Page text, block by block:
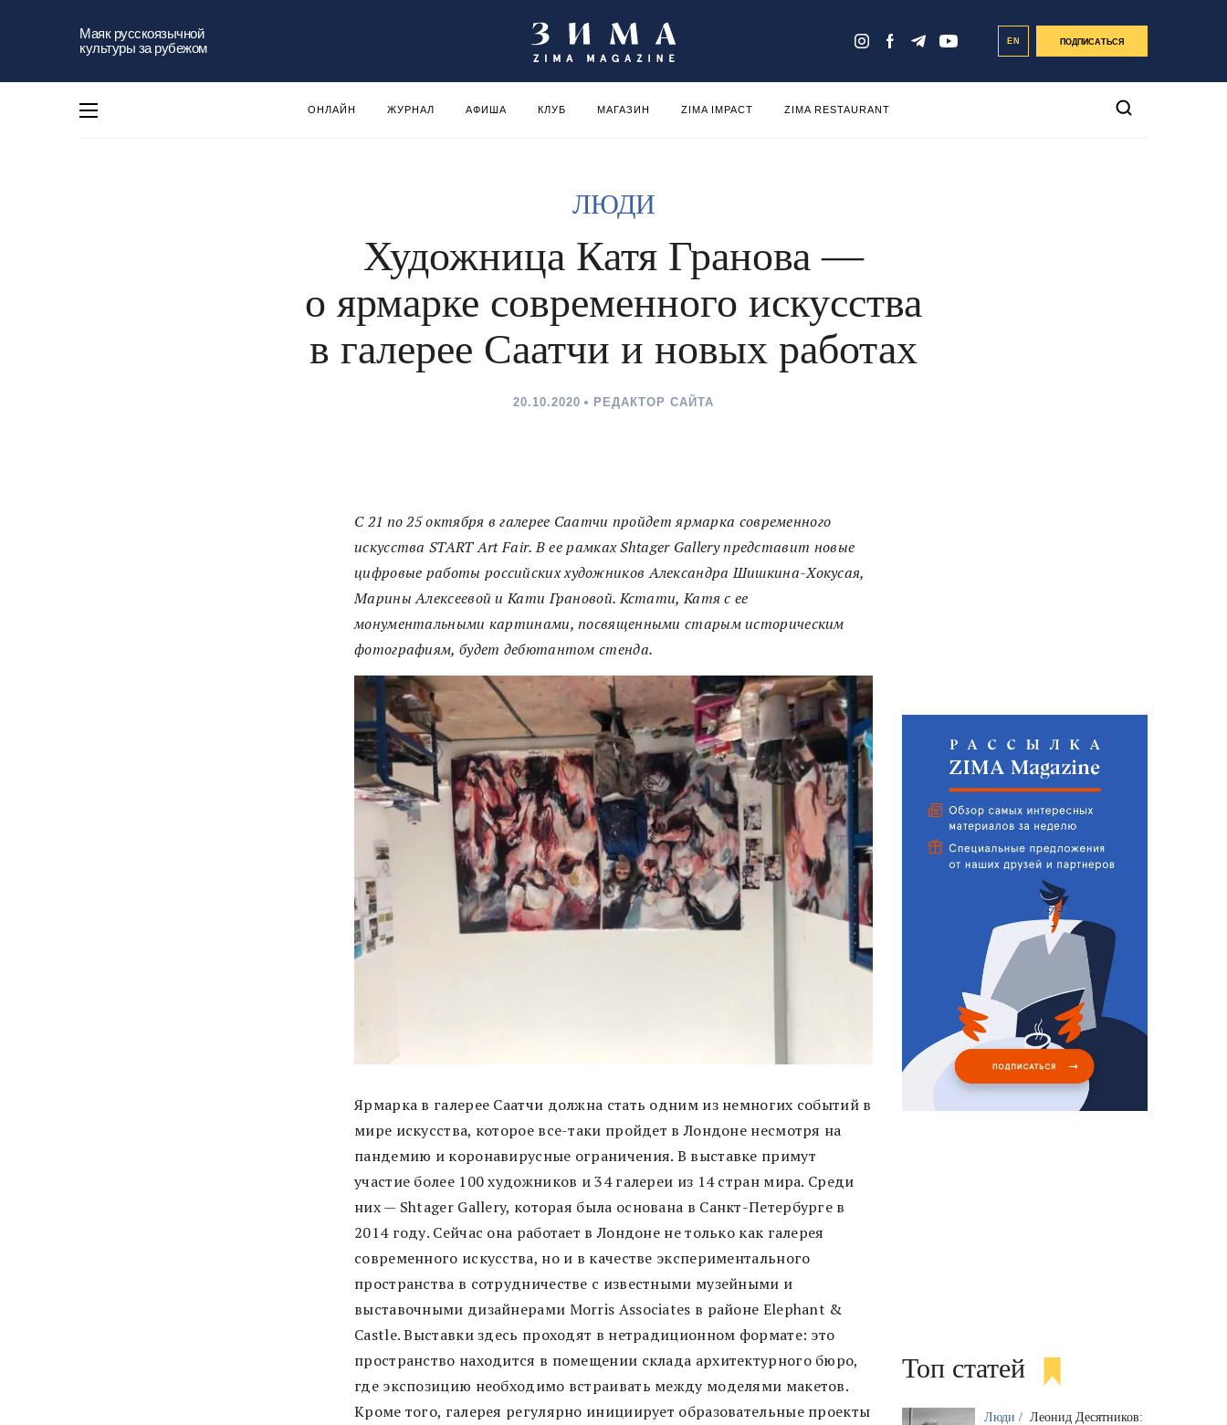
Маяк русскоязычной
культуры за рубежом
EN ПОДПИСАТЬСЯ
ОНЛАЙН ЖУРНАЛ АФИША КЛУБ МАГАЗИН ZIMA IMPACT ZIMA RESTAURANT
ЛЮДИ
Художница Катя Гранова —
о ярмарке современного искусства
в галерее Саатчи и новых работах
20.10.2020 РЕДАКТОР САЙТА
С 21 по 25 октября в галерее Саатчи пройдет ярмарка современного
искусства START Art Fair. В ее рамках Shtager Gallery представит новые
цифровые работы российских художников Александра Шишкина-Хокусая,
Марины Алексеевой и Кати Грановой. Кстати, Катя с ее
монументальными картинами, посвященными старым историческим
фотографиям, будет дебютантом стенда.
Ярмарка в галерее Саатчи должна стать одним из немногих событий в
мире искусства, которое все-таки пройдет в Лондоне несмотря на
пандемию и коронавирусные ограничения. В выставке примут
участие более 100 художников и 34 галереи из 14 стран мира. Среди
них — Shtager Gallery, которая была основана в Санкт-Петербурге в
2014 году. Сейчас она работает в Лондоне не только как галерея
современного искусства, но и в качестве экспериментального
пространства в сотрудничестве с известными музейными и
выставочными дизайнерами Morris Associates в районе Elephant &
Castle. Выставки здесь проходят в нетрадиционном формате: это
пространство находится в помещении склада архитектурного бюро,
где экспозицию необходимо встраивать между моделями макетов.
Кроме того, галерея регулярно инициирует образовательные проекты
Топ статей
Люди / Леонид Десятников: